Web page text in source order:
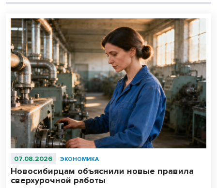
07.08.2026 ЭКОНОМИКА
Новосибирцам объяснили новые правила
сверхурочной работы